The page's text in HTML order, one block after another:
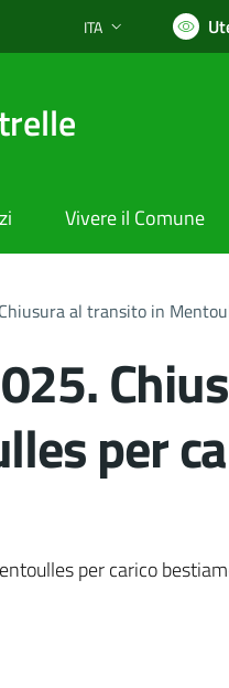
Lingua attiva:
ITA
Vivere il Comune
al transito in
per
per carico